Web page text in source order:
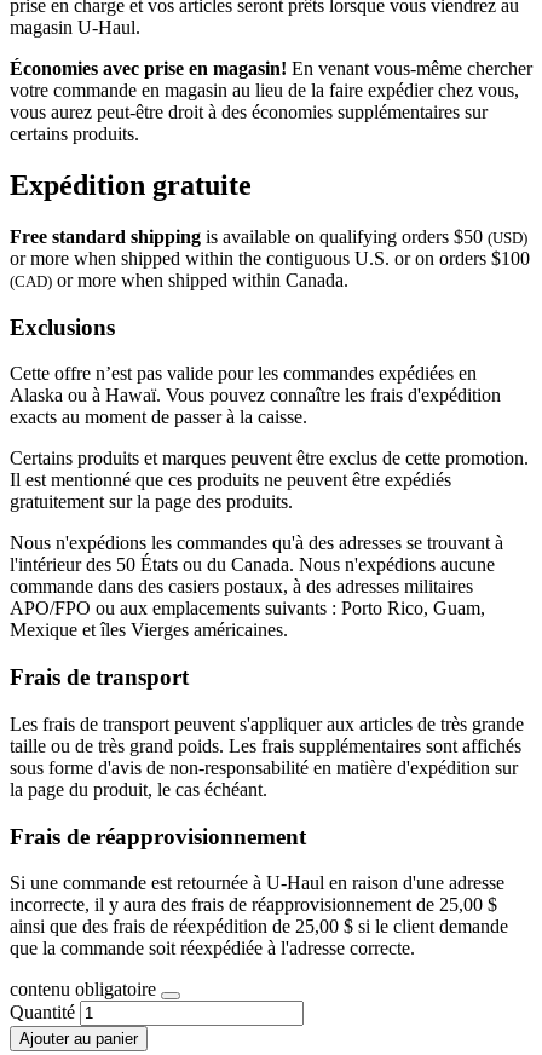
prise en charge et vos articles seront prêts lorsque vous viendrez au
magasin U-Haul.
Économies avec prise en magasin! En venant vous-même chercher
votre commande en magasin au lieu de la faire expédier chez vous,
vous aurez peut-être droit à des économies supplémentaires sur
certains produits.
Expédition gratuite
Free standard shipping is available on qualifying orders $50 (USD)
or more when shipped within the contiguous U.S. or on orders $100
(CAD) or more when shipped within Canada.
Exclusions
Cette offre n’est pas valide pour les commandes expédiées en
Alaska ou à Hawaï. Vous pouvez connaître les frais d'expédition
exacts au moment de passer à la caisse.
Certains produits et marques peuvent être exclus de cette promotion.
Il est mentionné que ces produits ne peuvent être expédiés
gratuitement sur la page des produits.
Nous n'expédions les commandes qu'à des adresses se trouvant à
l'intérieur des 50 États ou du Canada. Nous n'expédions aucune
commande dans des casiers postaux, à des adresses militaires
APO/FPO ou aux emplacements suivants : Porto Rico, Guam,
Mexique et îles Vierges américaines.
Frais de transport
Les frais de transport peuvent s'appliquer aux articles de très grande
taille ou de très grand poids. Les frais supplémentaires sont affichés
sous forme d'avis de non-responsabilité en matière d'expédition sur
la page du produit, le cas échéant.
Frais de réapprovisionnement
Si une commande est retournée à U-Haul en raison d'une adresse
incorrecte, il y aura des frais de réapprovisionnement de 25,00 $
ainsi que des frais de réexpédition de 25,00 $ si le client demande
que la commande soit réexpédiée à l'adresse correcte.
contenu obligatoire
Quantité
Ajouter au panier